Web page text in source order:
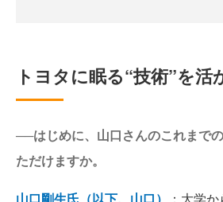
トヨタに眠る“技術”を活
──はじめに、山口さんのこれまで
ただけますか。